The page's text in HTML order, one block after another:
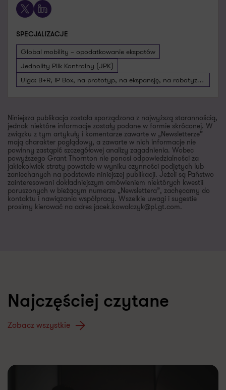
X LinkedIn
SPECJALIZACJE
Global mobility – opodatkowanie ekspatów
Jednolity Plik Kontrolny (JPK)
Ulga: B+R, IP Box, na prototyp, na ekspansję, na robotyzację
Niniejsza publikacja została sporządzona z najwyższą starannością,
jednak niektóre informacje zostały podane w formie skróconej. W
związku z tym artykuły i komentarze zawarte w „Newsletterze”
mają charakter poglądowy, a zawarte w nich informacje nie
powinny zastąpić szczegółowej analizy zagadnienia. Wobec
powyższego Grant Thornton nie ponosi odpowiedzialności za
jakiekolwiek straty powstałe w wyniku czynności podjętych lub
zaniechanych na podstawie niniejszej publikacji. Jeżeli są Państwo
zainteresowani dokładniejszym omówieniem niektórych kwestii
poruszonych w bieżącym numerze „Newslettera”, zachęcamy do
kontaktu i nawiązania współpracy. Wszelkie uwagi i sugestie
prosimy kierować na adres jacek.kowalczyk@pl.gt.com.
Najczęściej czytane
Zobacz wszystkie